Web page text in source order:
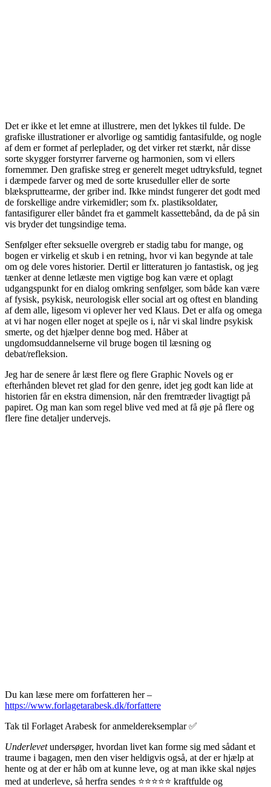
Det er ikke et let emne at illustrere, men det lykkes til fulde. De
grafiske illustrationer er alvorlige og samtidig fantasifulde, og nogle
af dem er formet af perleplader, og det virker ret stærkt, når disse
sorte skygger forstyrrer farverne og harmonien, som vi ellers
fornemmer. Den grafiske streg er generelt meget udtryksfuld, tegnet
i dæmpede farver og med de sorte kruseduller eller de sorte
blækspruttearme, der griber ind. Ikke mindst fungerer det godt med
de forskellige andre virkemidler; som fx. plastiksoldater,
fantasifigurer eller båndet fra et gammelt kassettebånd, da de på sin
vis bryder det tungsindige tema.
Senfølger efter seksuelle overgreb er stadig tabu for mange, og
bogen er virkelig et skub i en retning, hvor vi kan begynde at tale
om og dele vores historier. Dertil er litteraturen jo fantastisk, og jeg
tænker at denne letlæste men vigtige bog kan være et oplagt
udgangspunkt for en dialog omkring senfølger, som både kan være
af fysisk, psykisk, neurologisk eller social art og oftest en blanding
af dem alle, ligesom vi oplever her ved Klaus. Det er alfa og omega
at vi har nogen eller noget at spejle os i, når vi skal lindre psykisk
smerte, og det hjælper denne bog med. Håber at
ungdomsuddannelserne vil bruge bogen til læsning og
debat/refleksion.
Jeg har de senere år læst flere og flere Graphic Novels og er
efterhånden blevet ret glad for den genre, idet jeg godt kan lide at
historien får en ekstra dimension, når den fremtræder livagtigt på
papiret. Og man kan som regel blive ved med at få øje på flere og
flere fine detaljer undervejs.
Du kan læse mere om forfatteren her –
https://www.forlagetarabesk.dk/forfattere
Tak til Forlaget Arabesk for anmeldereksemplar ✅
Underlevetundersøger, hvordan livet kan forme sig med sådant et
traume i bagagen, men den viser heldigvis også, at der er hjælp at
hente og at der er håb om at kunne leve, og at man ikke skal nøjes
med at underleve, så herfra sendes ⭐⭐⭐⭐⭐ kraftfulde og